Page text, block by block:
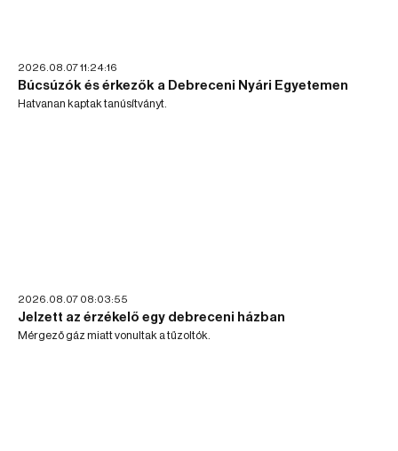
2026.08.07 11:24:16
Búcsúzók és érkezők a Debreceni Nyári Egyetemen
Hatvanan kaptak tanúsítványt.
2026.08.07 08:03:55
Jelzett az érzékelő egy debreceni házban
Mérgező gáz miatt vonultak a tűzoltók.